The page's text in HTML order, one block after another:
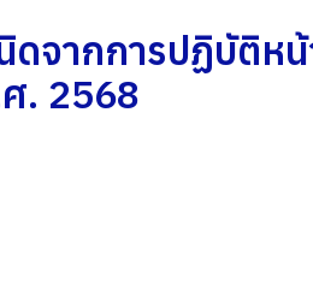
ดจากการปฏิบัติห
. 2568